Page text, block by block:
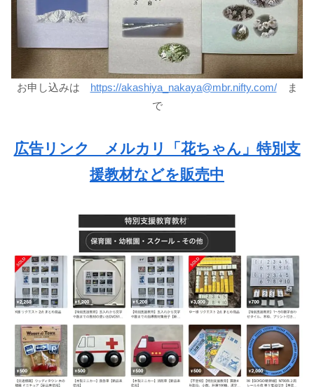
お申し込みは https://akashiya_nakaya@mbr.nifty.com/ま
で
広告リンク メルカリ「花ちゃん」特別支
援教材などを販売中